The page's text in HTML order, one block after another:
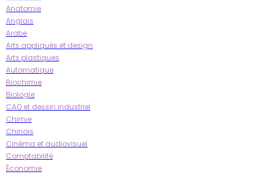
Anatomie
Anglais
Arabe
Arts appliqués et design
Arts plastiques
Automatique
Biochimie
Biologie
CAO et dessin industriel
Chimie
Chinois
Cinéma et audiovisuel
Comptabilité
Économie